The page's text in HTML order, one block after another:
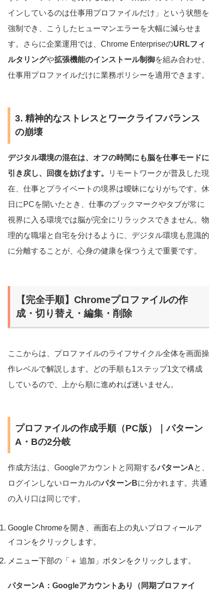
インしているのは仕事用プロファイルだけ」という状態を
強制でき、こうしたヒューマンエラーを大幅に減らせま
す。さらに企業運用では、Chrome EnterpriseのURLフィ
ルタリングや拡張機能のインストール制御を組み合わせ、
仕事用プロファイルだけに業務ポリシーを適用できます。
3. 精神的なストレスとワークライフバランス
の崩壊
デジタル環境の混在は、オフの時間にも脳を仕事モードに
引き戻し、回復を妨げます。
リモートワークが普及した現
在、仕事とプライベートの境界は曖昧になりがちです。休
日にPCを開いたとき、仕事のブックマークやタブが常に
視界に入る環境では脳が完全にリラックスできません。物
理的な職場と自宅を分けるように、デジタル環境も意識的
に分離することが、心身の健康を保つうえで重要です。
【完全手順】Chromeプロファイルの作
成・切り替え・編集・削除
ここからは、プロファイルのライフサイクル全体を画面操
作レベルで解説します。どの手順も1ステップ1文で構成
しているので、上から順に進めれば迷いません。
プロファイルの作成手順（PC版）｜パターン
A・Bの2分岐
作成方法は、Googleアカウントと同期するパターンAと、
ログインしないローカルのパターンBに分かれます。共通
の入り口は同じです。
Google Chromeを開き、画面右上の丸いプロフィールア
イコンをクリックします。
メニュー下部の「＋ 追加」ボタンをクリックします。
パターンA：Googleアカウントあり（同期プロファイ